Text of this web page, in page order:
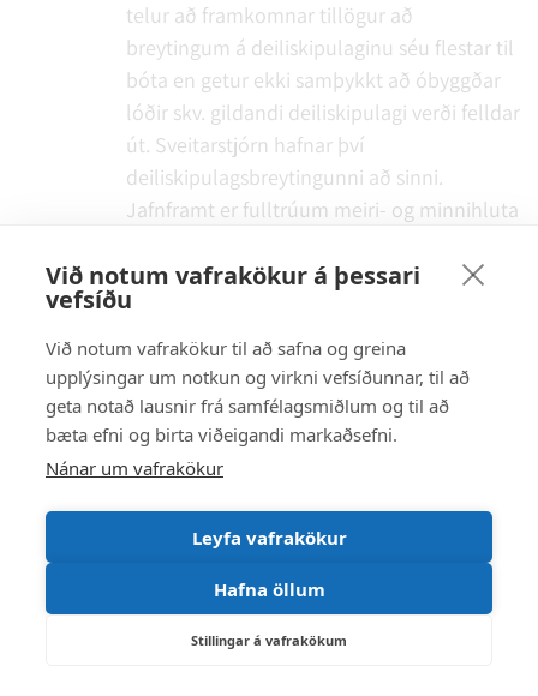
Við notum vafrakökur á þessari
vefsíðu
Við notum vafrakökur til að safna og greina
upplýsingar um notkun og virkni vefsíðunnar, til að
geta notað lausnir frá samfélagsmiðlum og til að
bæta efni og birta viðeigandi markaðsefni.
Nánar um vafrakökur
Leyfa vafrakökur
Hafna öllum
Stillingar á vafrakökum
telur að framkomnar tillögur að
breytingum á deiliskipulaginu séu flestar til
bóta en getur ekki samþykkt að óbyggðar
lóðir skv. gildandi deiliskipulagi verði felldar
út. Sveitarstjórn hafnar því
deiliskipulagsbreytingunni að sinni.
Jafnframt er fulltrúum meiri- og minnihluta
eftir fundi með Umhverfisstofnun varðandi
frekari skrefi í málinu.
Samþykkt samhljóða
Bókun fulltrúa Á-lista:
Undirritaður tekur undir bókun fulltrúa Á-
formaður nefndarinnar hefði átt að víkja af
hann er einn úr hópi þeirra aðila sem reka
blómlega ferðaþjónustu á svæðinu.